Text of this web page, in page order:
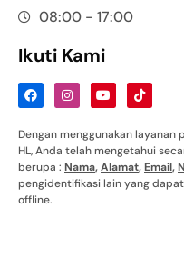
08:00 - 17:00
Ikuti Kami
Dengan menggunakan
HL, Anda telah mengetahui
berupa : Nama,Alamat,Email,
pengidentifikasi lain yang
offline.